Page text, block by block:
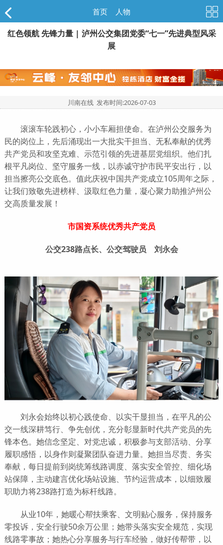
首页 人物
红色领航 先锋力量 | 泸州公交集团党委“七一”先进典型风采
展
川南在线 发布时间:2026-07-03
滚滚车轮践初心，小小车厢担使命。在泸州公交服务为
民的岗位上，先后涌现出一大批实干担当、无私奉献的优秀
共产党员和攻坚克难、示范引领的先进基层党组织。他们扎
根平凡岗位、坚守服务一线，以赤诚守护市民平安出行，以
担当擦亮公交底色。值此庆祝中国共产党成立105周年之际，
让我们致敬先进榜样、汲取红色力量，凝心聚力助推泸州公
交高质量发展！
市国资系统优秀共产党员
公交238路点长、公交驾驶员 刘永会
刘永会始终以初心践使命、以实干显担当，在平凡的公
交一线深耕笃行、争先创优，充分彰显新时代共产党员的先
锋本色。她信念坚定、对党忠诚，积极参与支部活动、分享
履职感悟，以身作则凝聚团队奋进力量。她担当尽责、务实
奉献，每日提前到岗统筹线路调度、落实安全管控、细化场
站保障，主动建言优化场站设施、节约运营成本，以细致履
职助力将238路打造为标杆线路。
从业10年，她暖心帮扶乘客、文明贴心服务，保持服务
零投诉，安全行驶50余万公里；她带头落实安全规范，实现
线路零事故；她热心分享服务与行车经验，做好传帮带，以